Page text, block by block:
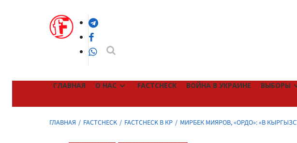
содержимому
Telegram
Facebook
WhatsApp
ГЛАВНАЯ О НАС FACTCHECK ВОЙНА В УКРАИНЕ ВЫБОРЫ
ГЛАВНАЯ FACTCHECK FACTCHECK В КР МИРБЕК МИЯРОВ, «ОРДО»: «В